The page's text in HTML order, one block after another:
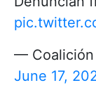
— Coalición
June 17,